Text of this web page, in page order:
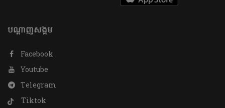
បណ្តាញសង្គម
Facebook
Youtube
Telegram
Tiktok